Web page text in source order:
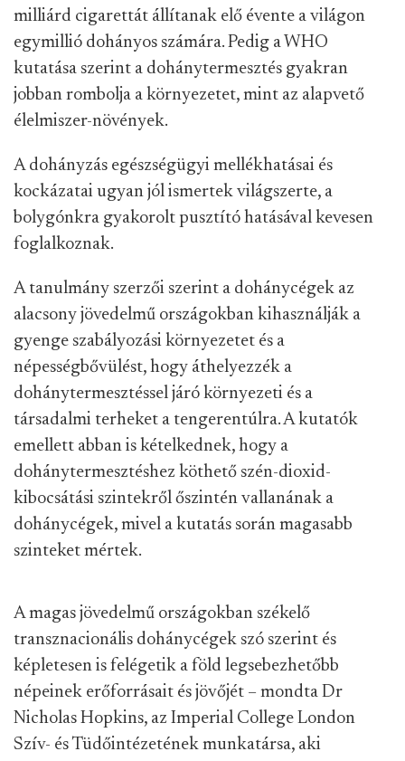
milliárd cigarettát állítanak elő évente a világon
egymillió dohányos számára. Pedig a WHO
kutatása szerint a dohánytermesztés gyakran
jobban rombolja a környezetet, mint az alapvető
élelmiszer-növények.
A dohányzás egészségügyi mellékhatásai és
kockázatai ugyan jól ismertek világszerte, a
bolygónkra gyakorolt pusztító hatásával kevesen
foglalkoznak.
A tanulmány szerzői szerint a dohánycégek az
alacsony jövedelmű országokban kihasználják a
gyenge szabályozási környezetet és a
népességbővülést, hogy áthelyezzék a
dohánytermesztéssel járó környezeti és a
társadalmi terheket a tengerentúlra. A kutatók
emellett abban is kételkednek, hogy a
dohánytermesztéshez köthető szén-dioxid-
kibocsátási szintekről őszintén vallanának a
dohánycégek, mivel a kutatás során magasabb
szinteket mértek.
A magas jövedelmű országokban székelő
transznacionális dohánycégek szó szerint és
képletesen is felégetik a föld legsebezhetőbb
népeinek erőforrásait és jövőjét – mondta Dr
Nicholas Hopkins, az Imperial College London
Szív- és Tüdőintézetének munkatársa, aki